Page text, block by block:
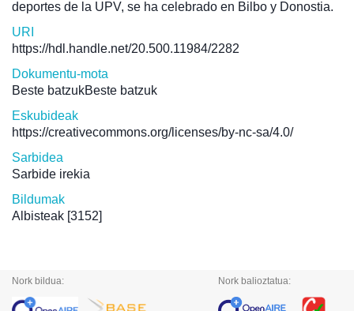
deportes de la UPV, se ha celebrado en Bilbo y Donostia.
URI
https://hdl.handle.net/20.500.11984/2282
Dokumentu-mota
Beste batzukBeste batzuk
Eskubideak
https://creativecommons.org/licenses/by-nc-sa/4.0/
Sarbidea
Sarbide irekia
Bildumak
Albisteak [3152]
Nork bildua: Nork balioztatua: